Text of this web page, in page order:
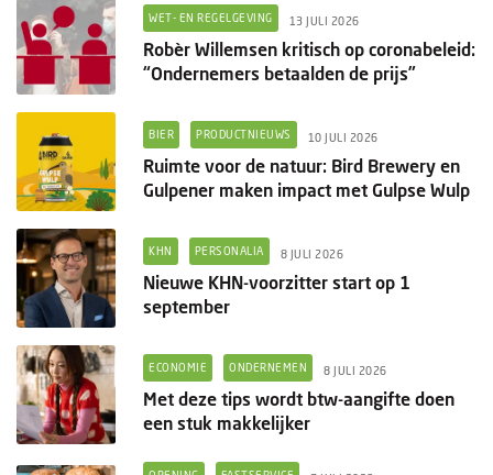
WET- EN REGELGEVING 13 JULI 2026
Robèr Willemsen kritisch op coronabeleid:
“Ondernemers betaalden de prijs”
BIER PRODUCTNIEUWS 10 JULI 2026
Ruimte voor de natuur: Bird Brewery en
Gulpener maken impact met Gulpse Wulp
KHN PERSONALIA 8 JULI 2026
Nieuwe KHN-voorzitter start op 1
september
ECONOMIE ONDERNEMEN 8 JULI 2026
Met deze tips wordt btw-aangifte doen
een stuk makkelijker